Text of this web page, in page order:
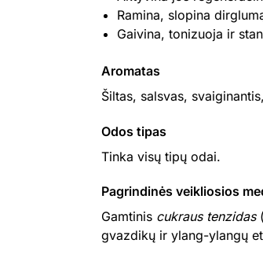
Ramina, slopina
Gaivina, tonizuoja ir
Aromatas
Šiltas, salsvas,
Odos tipas
Tinka visų tipų odai.
Pagrindinės veikliosios
Gamtinis cukraus tenzidas
gvazdikų ir ylang-ylangų